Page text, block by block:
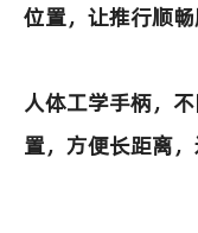
位置，让推行顺
人体工学手柄，
置，方便长距离